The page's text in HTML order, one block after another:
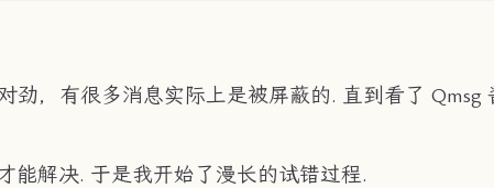
，有很多消息实际上是被屏蔽的. 直到看了 Qmsg
能解决. 于是我开始了漫长的试错过程.